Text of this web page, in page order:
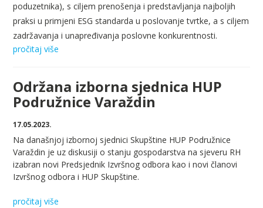
poduzetnika), s ciljem prenošenja i predstavljanja najboljih
praksi u primjeni ESG standarda u poslovanje tvrtke, a s ciljem
zadržavanja i unapređivanja poslovne konkurentnosti.
pročitaj više
Održana izborna sjednica HUP
Podružnice Varaždin
17.05.2023.
Na današnjoj izbornoj sjednici Skupštine HUP Podružnice
Varaždin je uz diskusiji o stanju gospodarstva na sjeveru RH
izabran novi Predsjednik Izvršnog odbora kao i novi članovi
Izvršnog odbora i HUP Skupštine.
pročitaj više